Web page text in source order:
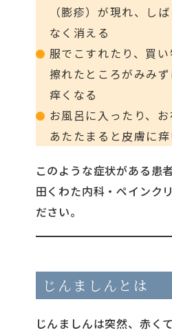
（膨疹）が現れ、し
なく消える
服でこすれたり、買
擦れたところがみみ
痒くなる
お風呂に入ったり、
あたたまると皮膚に
このような症状がある患
田くわた内科・ペインク
ださい。
じんましんとは
じんましんは突然、赤く